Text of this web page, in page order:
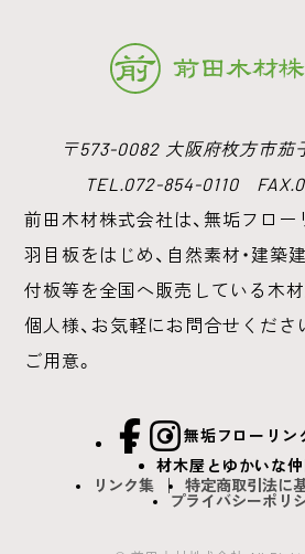
〒573-0082 大阪府枚方市茄
TEL.072-854-0110
前田木材株式会社は、無垢フロー
羽目板をはじめ、 自然素材・建築
付板等を全国へ販売している木材
個人様、お気軽にお問合せくださ
ご用意。
無垢フローリン
材木屋とゆかいな仲
リンク集
特定商取引法に
プライバシーポリ